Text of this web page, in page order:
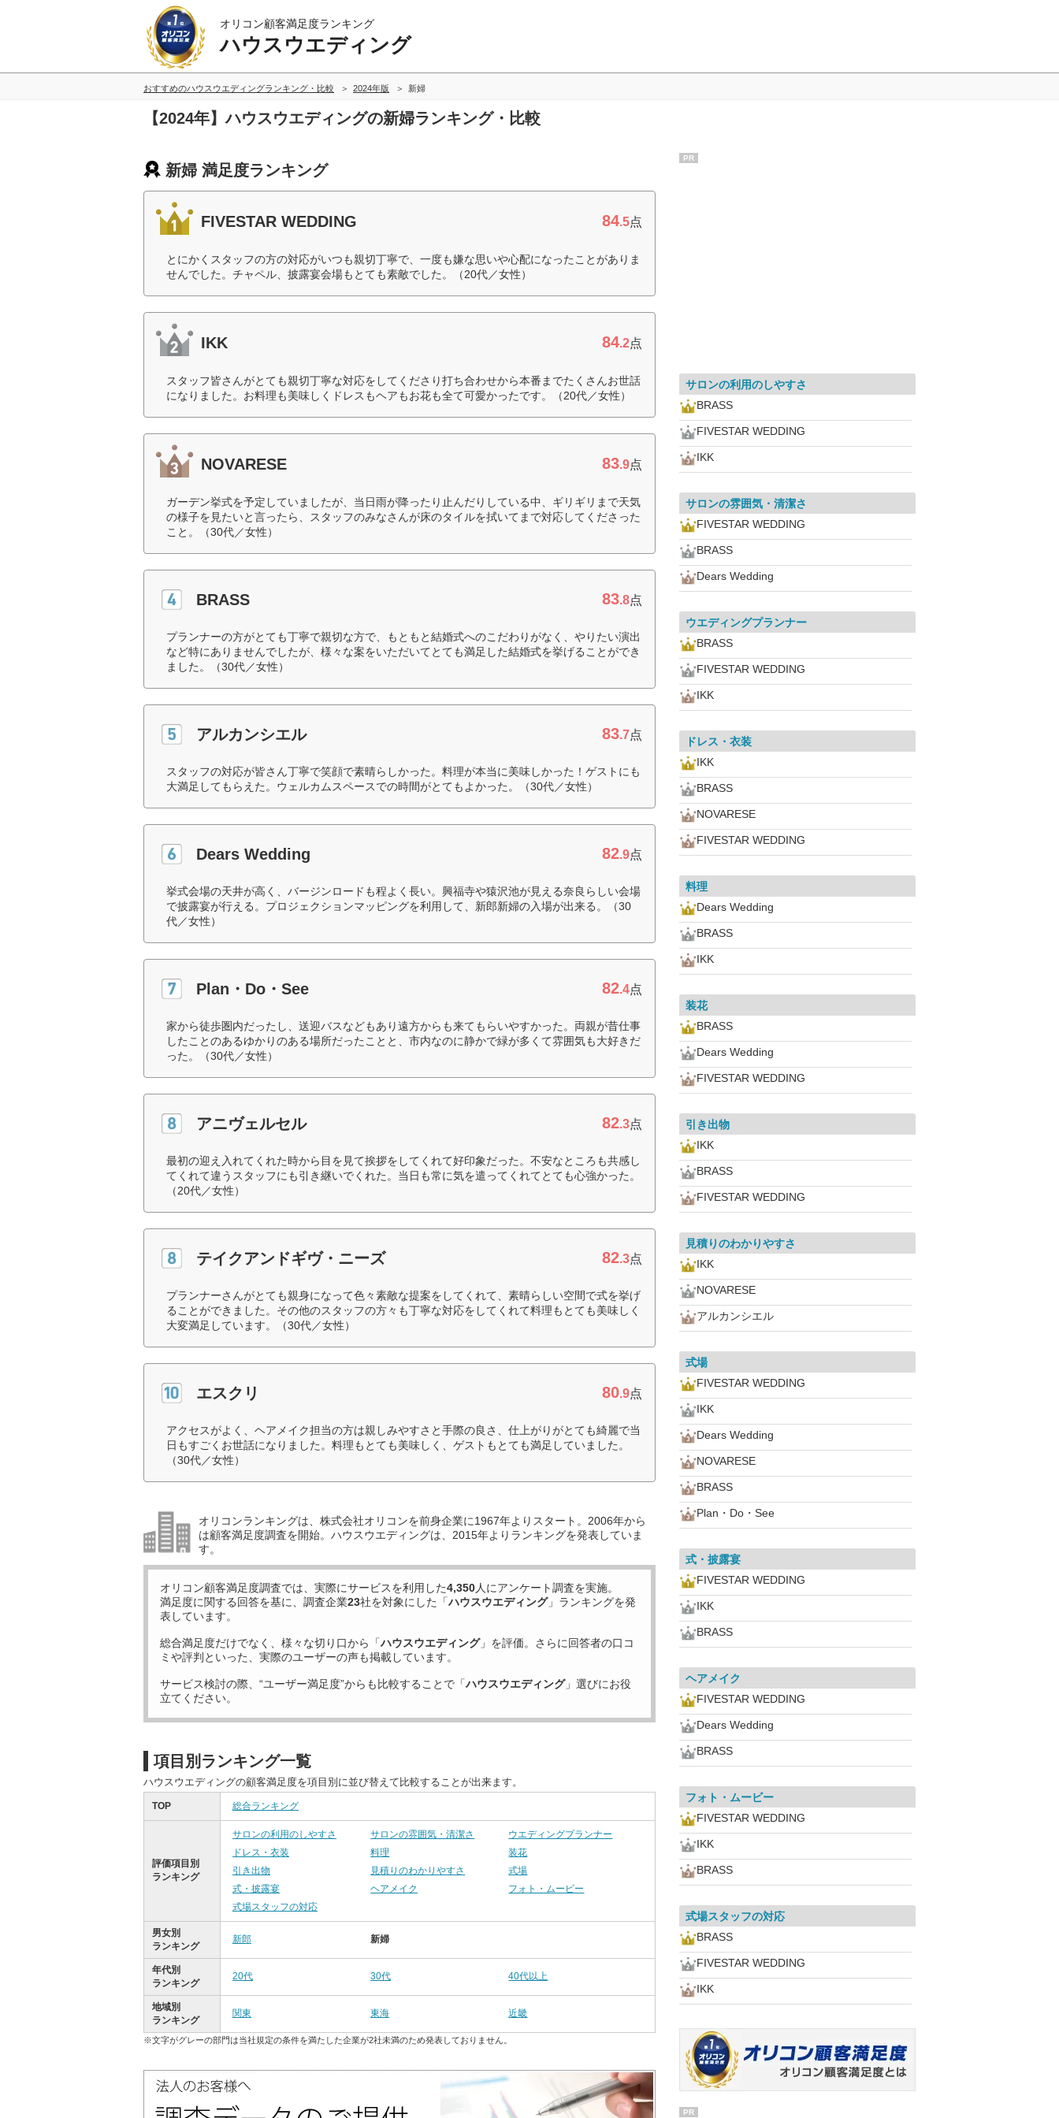
オリコン顧客満足度ランキング
ハウスウエディング
おすすめのハウスウエディングランキング・比較 2024年版 新婦
【2024年】ハウスウエディングの新婦ランキング・比較
新婦 満足度ランキング
FIVESTAR WEDDING 84.5点
とにかくスタッフの方の対応がいつも親切丁寧で、一度も嫌な思いや心配になったことがありま
せんでした。チャペル、披露宴会場もとても素敵でした。（20代／女性）
IKK 84.2点
スタッフ皆さんがとても親切丁寧な対応をしてくださり打ち合わせから本番までたくさんお世話
になりました。お料理も美味しくドレスもヘアもお花も全て可愛かったです。（20代／女性）
NOVARESE 83.9点
ガーデン挙式を予定していましたが、当日雨が降ったり止んだりしている中、ギリギリまで天気
の様子を見たいと言ったら、スタッフのみなさんが床のタイルを拭いてまで対応してくださった
こと。（30代／女性）
BRASS 83.8点
プランナーの方がとても丁寧で親切な方で、もともと結婚式へのこだわりがなく、やりたい演出
など特にありませんでしたが、様々な案をいただいてとても満足した結婚式を挙げることができ
ました。（30代／女性）
アルカンシエル 83.7点
スタッフの対応が皆さん丁寧で笑顔で素晴らしかった。料理が本当に美味しかった！ゲストにも
大満足してもらえた。ウェルカムスペースでの時間がとてもよかった。（30代／女性）
Dears Wedding 82.9点
挙式会場の天井が高く、バージンロードも程よく長い。興福寺や猿沢池が見える奈良らしい会場
で披露宴が行える。プロジェクションマッピングを利用して、新郎新婦の入場が出来る。（30
代／女性）
Plan・Do・See 82.4点
家から徒歩圏内だったし、送迎バスなどもあり遠方からも来てもらいやすかった。両親が昔仕事
したことのあるゆかりのある場所だったことと、市内なのに静かで緑が多くて雰囲気も大好きだ
った。（30代／女性）
アニヴェルセル 82.3点
最初の迎え入れてくれた時から目を見て挨拶をしてくれて好印象だった。不安なところも共感し
てくれて違うスタッフにも引き継いでくれた。当日も常に気を遣ってくれてとても心強かった。
（20代／女性）
テイクアンドギヴ・ニーズ 82.3点
プランナーさんがとても親身になって色々素敵な提案をしてくれて、素晴らしい空間で式を挙げ
ることができました。その他のスタッフの方々も丁寧な対応をしてくれて料理もとても美味しく
大変満足しています。（30代／女性）
エスクリ 80.9点
アクセスがよく、ヘアメイク担当の方は親しみやすさと手際の良さ、仕上がりがとても綺麗で当
日もすごくお世話になりました。料理もとても美味しく、ゲストもとても満足していました。
（30代／女性）
オリコンランキングは、株式会社オリコンを前身企業に1967年よりスタート。2006年から
は顧客満足度調査を開始。ハウスウエディングは、2015年よりランキングを発表していま
す。
オリコン顧客満足度調査では、実際にサービスを利用した4,350人にアンケート調査を実施。
満足度に関する回答を基に、調査企業23社を対象にした「ハウスウエディング」ランキングを発
表しています。
総合満足度だけでなく、様々な切り口から「ハウスウエディング」を評価。さらに回答者の口コ
ミや評判といった、実際のユーザーの声も掲載しています。
サービス検討の際、“ユーザー満足度”からも比較することで「ハウスウエディング」選びにお役
立てください。
項目別ランキング一覧
ハウスウエディングの顧客満足度を項目別に並び替えて比較することが出来ます。
TOP 総合ランキング
評価項目別
ランキング
サロンの利用のしやすさ サロンの雰囲気・清潔さ
ウエディングプランナー
ドレス・衣装
料理
装花
引き出物
見積りのわかりやすさ
式場
式・披露宴
ヘアメイク
フォト・ムービー
式場スタッフの対応
男女別
ランキング
新郎 新婦
年代別
ランキング
20代 30代 40代以上
地域別
ランキング
関東 東海 近畿
※文字がグレーの部門は当社規定の条件を満たした企業が2社未満のため発表しておりません。
PR
サロンの利用のしやすさ
BRASS
FIVESTAR WEDDING
IKK
サロンの雰囲気・清潔さ
FIVESTAR WEDDING
BRASS
Dears Wedding
ウエディングプランナー
BRASS
FIVESTAR WEDDING
IKK
ドレス・衣装
IKK
BRASS
NOVARESE
FIVESTAR WEDDING
料理
Dears Wedding
BRASS
IKK
装花
BRASS
Dears Wedding
FIVESTAR WEDDING
引き出物
IKK
BRASS
FIVESTAR WEDDING
見積りのわかりやすさ
IKK
NOVARESE
アルカンシエル
式場
FIVESTAR WEDDING
IKK
Dears Wedding
NOVARESE
BRASS
Plan・Do・See
式・披露宴
FIVESTAR WEDDING
IKK
BRASS
ヘアメイク
FIVESTAR WEDDING
Dears Wedding
BRASS
フォト・ムービー
FIVESTAR WEDDING
IKK
BRASS
式場スタッフの対応
BRASS
FIVESTAR WEDDING
IKK
PR